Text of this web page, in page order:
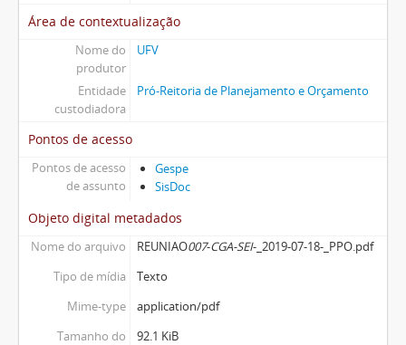
Área de contextualização
Nome do
produtor
UFV
Entidade
custodiadora
Pró-Reitoria de Planejamento e Orçamento
Pontos de acesso
Pontos de acesso
de assunto
Gespe
SisDoc
Objeto digital metadados
Nome do arquivo REUNIAO007-CGA-SEI-_2019-07-18-_PPO.pdf
Tipo de mídia
Texto
Mime-type
application/pdf
Tamanho do
92.1 KiB